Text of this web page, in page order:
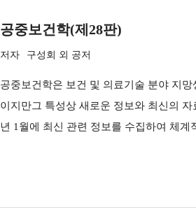
공중보건학(제28판)
저자 구성회 외 공저
공중보건학은 보건 및 의료기술 분야 지
이지만그 특성상 새로운 정보와 최신의
년 1월에 최신 관련 정보를 수집하여 체